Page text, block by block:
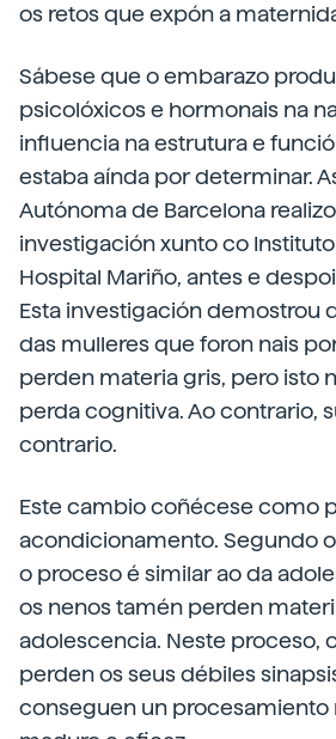
os retos que expón a
Sábese que o embarazo
psicolóxicos e hormonais na
influencia na estrutura e
estaba aínda por determinar.
Autónoma de Barcelona
investigación xunto co
Hospital Mariño, antes e
Esta investigación demostrou
das mulleres que foron nais
perden materia gris, pero isto
perda cognitiva. Ao contrario,
contrario.
Este cambio coñécese como
acondicionamento. Segundo
o proceso é similar ao da
os nenos tamén perden
adolescencia. Neste proceso,
perden os seus débiles
conseguen un procesamiento